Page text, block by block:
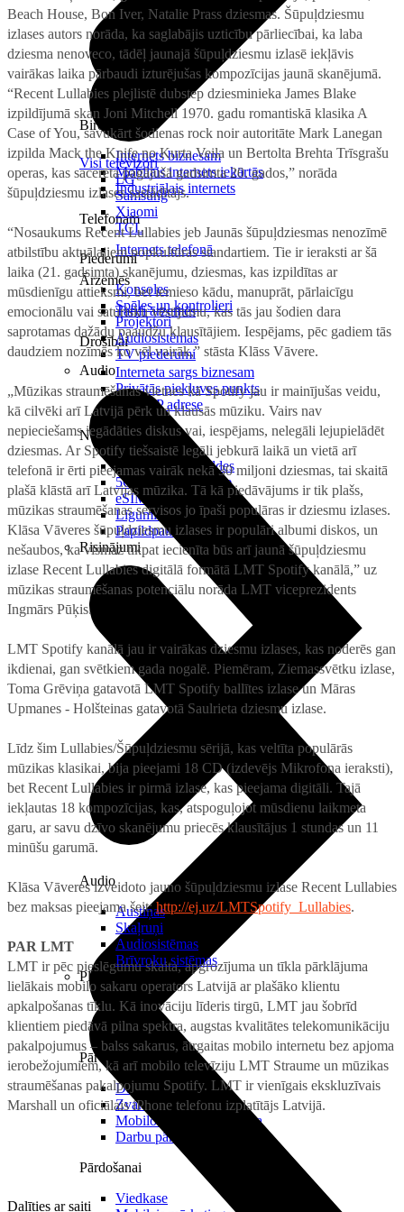
Birojam
Internets biznesam
Mobilais internets iekārtās
Industriālais internets
Telefonam
Internets telefonā
Ārzemēs
Tarifi ārzemēs
Drošībai
Interneta sargs biznesam
Privātās piekļuves punkts
Reālā IP adrese
Noderīgi
Jautājumi un atbildes
5G pārklājuma karte
eSIM tehnoloģija
Līgumi un noteikumi
Papildpakalpojumi
Risinājumi
Pārvaldībai
Darbalaika uzskaite
Zvanu pārvaldnieks
Mobilo iekārtu pārvaldība
Darbu pārvaldnieks
Pārdošanai
Viedkase
Visi televizori
LG
Samsung
Xiaomi
TCL
Piederumi
Konsoles
Spēles un kontrolieri
Projektori
Audiosistēmas
TV piederumi
Audio
Audio
Austiņas
Skaļruņi
Audiosistēmas
Brīvroku sistēmas
Planšetes
Beach House, Bon Iver, Natalie Prass dziesmas. Šūpuļdziesmu
izlases autors norāda, ka saglabājis uzticību pārliecībai, ka laba
dziesma nenoveco, tādēļ jaunajā šūpuļdziesmu izlasē iekļāvis
vairākas laika pārbaudi izturējušas kompozīcijas jaunā skanējumā.
“Recent Lullabies plejlistē dubstep dziesminieka James Blake
izpildījumā skan Joni Mitchell 1970. gadu romantiskā klasika A
Case of You, savukārt šodienas rock noir autoritāte Mark Lanegan
izpilda Mack the Knife no Kurta Veila un Bertolta Brehta Trīsgrašu
operas, kas sacerēta pagājušā gadsimta 20. gados,” norāda
šūpuļdziesmu izlases sastādītājs.
“Nosaukums Recent Lullabies jeb Jaunās šūpuļdziesmas nenozīmē
atbilstību aktuālajiem popkultūras standartiem. Tie ir ieraksti ar šā
laika (21. gadsimta) skanējumu, dziesmas, kas izpildītas ar
mūsdienīgu attieksmi, bet iemieso kādu, manuprāt, pārlaicīgu
emocionālu vai saturisku vēstījumu, kas tās jau šodien dara
saprotamas dažādu paaudžu klausītājiem. Iespējams, pēc gadiem tās
daudziem nozīmēs ko vēl vairāk,” stāsta Klāss Vāvere.
„Mūzikas straumēšanas vietnes kā Spotify jau ir mainījušas veidu,
kā cilvēki arī Latvijā pērk un klausās mūziku. Vairs nav
nepieciešams iegādāties diskus vai, iespējams, nelegāli lejupielādēt
dziesmas. Ar Spotify tiešsaistē legāli jebkurā laikā un vietā arī
telefonā ir ērti pieejamas vairāk nekā 30 miljoni dziesmas, tai skaitā
plašā klāstā arī Latvijas mūzika. Tā kā piedāvājums ir tik plašs,
mūzikas straumēšanas servisos jo īpaši populāras ir dziesmu izlases.
Klāsa Vāveres šūpuļdziesmu izlases ir populāri albumi diskos, un
nešaubos, ka vismaz tikpat iecienīta būs arī jaunā šūpuļdziesmu
izlase Recent Lullabies digitālā formātā LMT Spotify kanālā,” uz
mūzikas straumēšanas potenciālu norāda LMT viceprezidents
Ingmārs Pūķis.
LMT Spotify kanālā jau ir vairākas dziesmu izlases, kas noderēs gan
ikdienai, gan svētkiem gada nogalē. Piemēram, Ziemassvētku izlase,
Toma Grēviņa gatavotā LMT Spotify ballītes izlase un Māras
Upmanes - Holšteinas gatavotā Saulrieta dziesmu izlase.
Līdz šim Lullabies/Šūpuļdziesmu sērijā, kas veltīta populārās
mūzikas klasikai, bija pieejami 18 CD (izdevējs Mikrofona ieraksti),
bet Recent Lullabies ir pirmā izlase, kas pieejama digitāli. Tajā
iekļautas 18 kompozīcijas, kas, atspoguļojot mūsdienu laikmeta
garu, ar savu dzīvo skanējumu priecēs klausītājus 1 stundas un 11
minūšu garumā.
Klāsa Vāveres izveidoto jauno šūpuļdziesmu izlase Recent Lullabies
bez maksas pieejama šeit:http://ej.uz/LMTSpotify_Lullabies.
PAR LMT
LMT ir pēc pieslēgumu skaita, apgrozījuma un tīkla pārklājuma
lielākais mobilo sakaru operators Latvijā ar plašāko klientu
apkalpošanas tīklu. Kā inovāciju līderis tirgū, LMT jau šobrīd
klientiem piedāvā pilna spektra, augstas kvalitātes telekomunikāciju
pakalpojumus – balss sakarus, ātrgaitas mobilo internetu bez apjoma
ierobežojumiem, kā arī mobilo televīziju LMT Straume un mūzikas
straumēšanas pakalpojumu Spotify. LMT ir vienīgais ekskluzīvais
Marshall un oficiālais iPhone telefonu izplatītājs Latvijā.
Dalīties ar saiti